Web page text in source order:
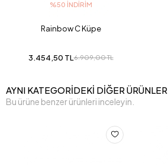
%50 İNDIRIM
Rainbow C Küpe
3.454,50 TL6.909,00 TL
AYNI KATEGORİDEKİ DİĞER ÜRÜNLER
Bu ürüne benzer ürünleri inceleyin.